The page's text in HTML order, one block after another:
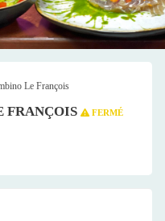
Le François
FRANÇOIS
FERMÉ